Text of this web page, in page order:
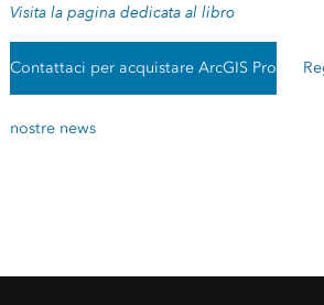
Visita la pagina dedicata al libro
Contattaci per acquistare ArcGIS Pro
nostre news